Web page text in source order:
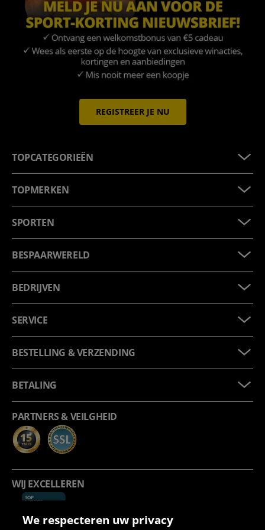
REGISTREER JE NU
TOPCATEGORIEËN
TOPMERKEN
SPORTEN
BESPAARWERELD
BEDRIJVEN
SERVICE
BESTELLING & VERZENDING
BETALING
PARTNERS & VEILGHEID
WIJ EXCELLEREN
We respecteren uw privacy